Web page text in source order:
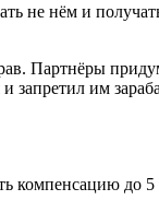
не нём и
Партнёры
и запретил им
компенсацию до 5